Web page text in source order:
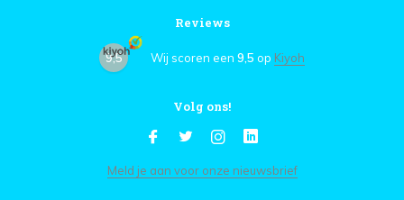
Reviews
9,5 Wij scoren een 9,5 op Kiyoh
Volg ons!
Meld je aan voor onze nieuwsbrief